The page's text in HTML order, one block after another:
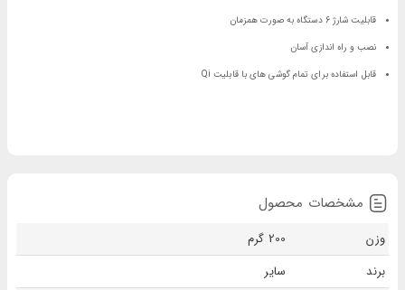
قابلیت شارژ 6 دستگاه به صورت همزمان
نصب و راه اندازی آسان
قابل استفاده برای تمام گوشی های با قابلیت Qi
مشخصات محصول
وزن
200 گرم
برند
سایر